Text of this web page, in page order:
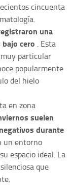
cincuenta
una
cero . Esta
particular
popularmente
del hielo
en zona
suelen
durante
un entorno
espacio ideal. La
que